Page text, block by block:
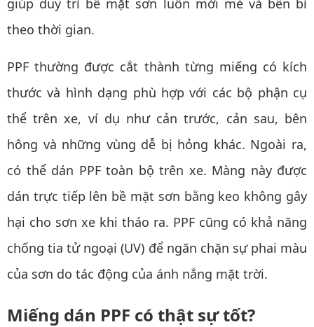
theo thời gian.
PPF thường được cắt thành từng miếng có kích
thước và hình dạng phù hợp với các bộ phận cụ
thể trên xe, ví dụ như cản trước, cản sau, bên
hông và những vùng dễ bị hỏng khác. Ngoài ra,
có thể dán PPF toàn bộ trên xe. Màng này được
dán trực tiếp lên bề mặt sơn bằng keo không gây
hại cho sơn xe khi tháo ra. PPF cũng có khả năng
chống tia tử ngoại (UV) để ngăn chặn sự phai màu
của sơn do tác động của ánh nắng mặt trời.
Miếng dán PPF có thật sự tốt?